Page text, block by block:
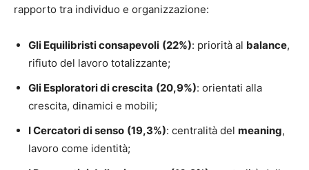
rapporto tra individuo e organizzazione:
Gli Equilibristi consapevoli (22%): priorità al balance,
rifiuto del lavoro totalizzante;
Gli Esploratori di crescita (20,9%): orientati alla
crescita, dinamici e mobili;
I Cercatori di senso (19,3%): centralità del meaning,
lavoro come identità;